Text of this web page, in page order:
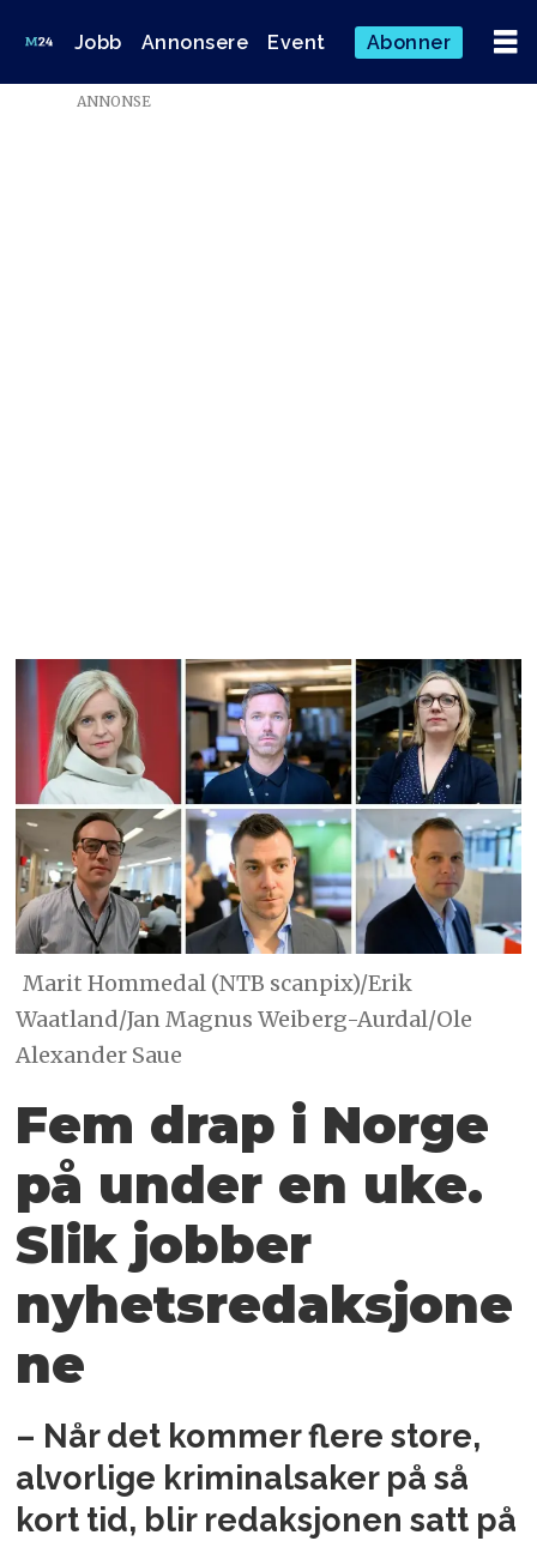
Jobb Annonsere Event Abonner
ANNONSE
Marit Hommedal (NTB scanpix)/Erik
Waatland/Jan Magnus Weiberg-Aurdal/Ole
Alexander Saue
Fem drap i Norge
på under en uke.
Slik jobber
nyhetsredaksjone
ne
– Når det kommer flere store,
alvorlige kriminalsaker på så
kort tid, blir redaksjonen satt på